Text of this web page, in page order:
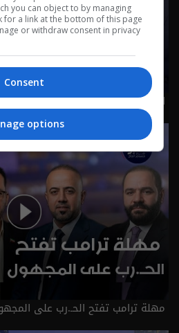
الاطار يستنكر في جنح الليل..والعالم
م٣ - حلقة ٧ | الموسم 3
| الموسم 3
you can object to by managing
a link at the bottom of this page
or withdraw consent in privacy
Consent
options